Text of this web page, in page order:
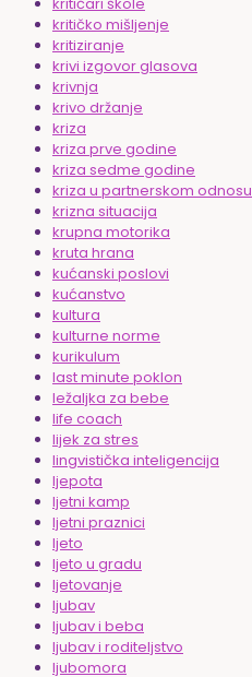
kritičko mišljenje
kritiziranje
krivi izgovor glasova
krivnja
krivo držanje
kriza
kriza prve godine
kriza sedme godine
kriza u partnerskom odnosu
krizna situacija
krupna motorika
kruta hrana
kućanski poslovi
kućanstvo
kultura
kulturne norme
kurikulum
last minute poklon
ležaljka za bebe
life coach
lijek za stres
lingvistička inteligencija
ljepota
ljetni kamp
ljetni praznici
ljeto
ljeto u gradu
ljetovanje
ljubav
ljubav i beba
ljubav i roditeljstvo
ljubomora